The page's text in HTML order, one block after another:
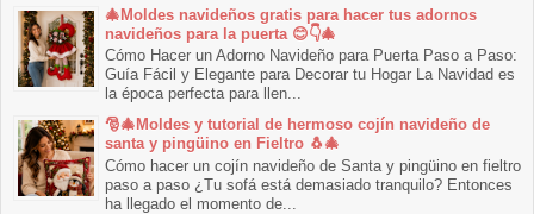
🎄Moldes navideños gratis para hacer tus adornos
navideños para la puerta 😊👇🎄
Cómo Hacer un Adorno Navideño para Puerta Paso a Paso:
Guía Fácil y Elegante para Decorar tu Hogar La Navidad es
la época perfecta para llen...
🎅🎄Moldes y tutorial de hermoso cojín navideño de
santa y pingüino en Fieltro 🐧🎄
Cómo hacer un cojín navideño de Santa y pingüino en fieltro
paso a paso ¿Tu sofá está demasiado tranquilo? Entonces
ha llegado el momento de...